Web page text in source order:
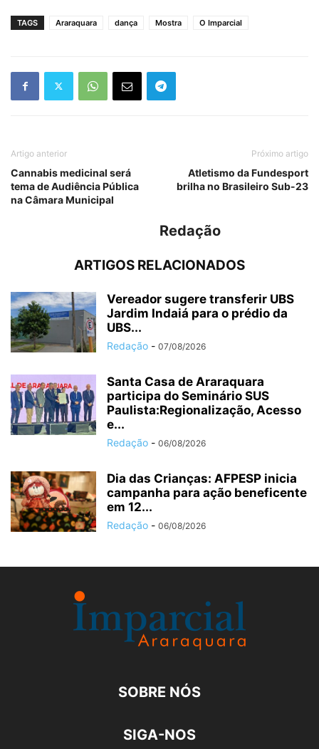
TAGS Araraquara dança Mostra O Imparcial
Artigo anterior
Cannabis medicinal será
tema de Audiência Pública
na Câmara Municipal
Próximo artigo
Atletismo da Fundesport
brilha no Brasileiro Sub-23
Redação
ARTIGOS RELACIONADOS
Vereador sugere transferir UBS
Jardim Indaiá para o prédio da
UBS...
Redação - 07/08/2026
Santa Casa de Araraquara
participa do Seminário SUS
Paulista:Regionalização, Acesso
e...
Redação - 06/08/2026
Dia das Crianças: AFPESP inicia
campanha para ação beneficente
em 12...
Redação - 06/08/2026
SOBRE NÓS
SIGA-NOS